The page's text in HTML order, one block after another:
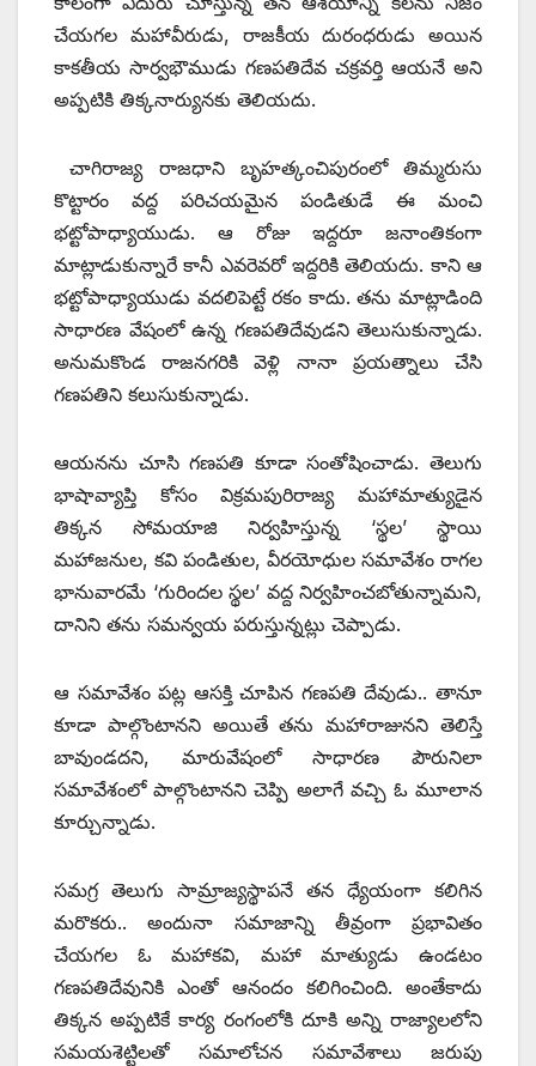
చేయగల మహావీరుడు, రాజకీయ దురంధరుడు అయిన
కాకతీయ సార్వభౌముడు గణపతిదేవ చక్రవర్తి ఆయనే అని
అప్పటికి తిక్కనార్యునకు తెలియదు.
చాగిరాజ్య రాజధాని బృహత్కంచిపురంలో తిమ్మరుసు
కొట్టారం వద్ద పరిచయమైన పండితుడే ఈ మంచి
భట్టోపాధ్యాయుడు. ఆ రోజు ఇద్దరూ జనాంతికంగా
మాట్లాడుకున్నారే కానీ ఎవరెవరో ఇద్దరికి తెలియదు. కాని ఆ
భట్టోపాధ్యాయుడు వదలిపెట్టే రకం కాదు. తను మాట్లాడింది
సాధారణ వేషంలో ఉన్న గణపతిదేవుడని తెలుసుకున్నాడు.
అనుమకొండ రాజనగరికి వెళ్లి నానా ప్రయత్నాలు చేసి
గణపతిని కలుసుకున్నాడు.
ఆయనను చూసి గణపతి కూడా సంతోషించాడు. తెలుగు
భాషావ్యాప్తి కోసం విక్రమపురిరాజ్య మహామాత్యుడైన
తిక్కన సోమయాజి నిర్వహిస్తున్న ‘స్థల’ స్థాయి
మహాజనుల, కవి పండితుల, వీరయోధుల సమావేశం రాగల
భానువారమే ‘గురిందల స్థల’ వద్ద నిర్వహించబోతున్నామని,
దానిని తను సమన్వయ పరుస్తున్నట్లు చెప్పాడు.
ఆ సమావేశం పట్ల ఆసక్తి చూపిన గణపతి దేవుడు.. తానూ
కూడా పాల్గొంటానని అయితే తను మహారాజునని తెలిస్తే
బావుండదని, మారువేషంలో సాధారణ పౌరునిలా
సమావేశంలో పాల్గొంటానని చెప్పి అలాగే వచ్చి ఓ మూలాన
కూర్చున్నాడు.
సమగ్ర తెలుగు సామ్రాజ్యస్థాపనే తన ధ్యేయంగా కలిగిన
మరొకరు.. అందునా సమాజాన్ని తీవ్రంగా ప్రభావితం
చేయగల ఓ మహాకవి, మహా మాత్యుడు ఉండటం
గణపతిదేవునికి ఎంతో ఆనందం కలిగించింది. అంతేకాదు
తిక్కన అప్పటికే కార్య రంగంలోకి దూకి అన్ని రాజ్యాలలోని
సమయశెట్టిలతో సమాలోచన సమావేశాలు జరుపు